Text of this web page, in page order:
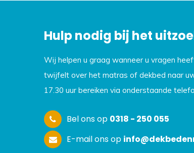
Hulp nodig bij het
Wij helpen u graag wanneer u vragen
twijfelt over het matras of dekbed naar
17.30 uur bereiken via onderstaande
Bel ons op 0318 - 250 055
E-mail ons op